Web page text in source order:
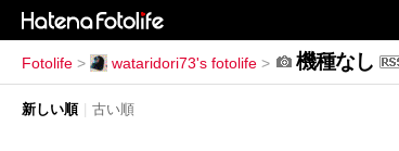
Fotolife > wataridori73's fotolife > 機種なし
新しい順 古い順